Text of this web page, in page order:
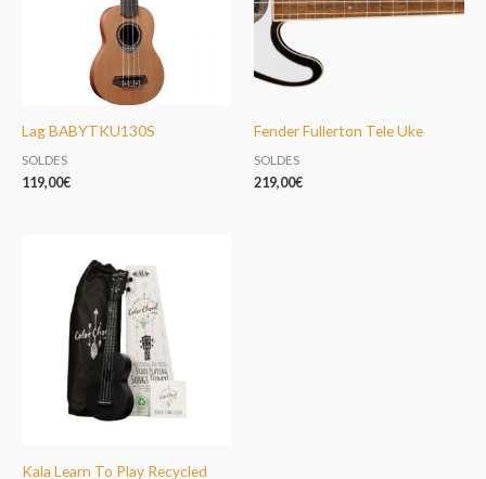
Lag BABYTKU130S
SOLDES
119,00€
Fender Fullerton Tele Uke
SOLDES
219,00€
Kala Learn To Play Recycled